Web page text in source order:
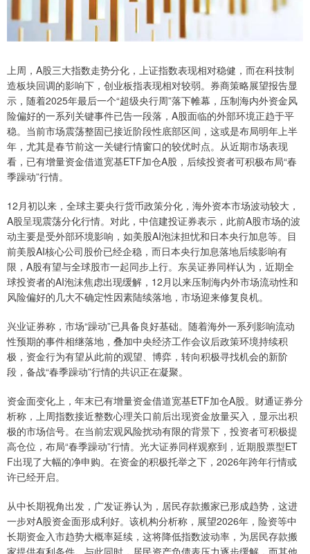
上周，A股三大指数走势分化，上证指数表现相对稳健，而在科技制
造板块回调的影响下，创业板指表现相对较弱。券商策略展望报告显
示，随着2025年最后一个“超级央行周”落下帷幕，压制海内外资金风
险偏好的一系列关键事件已告一段落，A股面临的外部环境正趋于平
稳。当前市场震荡整固已接近阶段性底部区间，这或是布局明年上半
年，尤其是春节前这一关键行情窗口的较优时点。从近期市场表现
看，已有增量资金借道宽基ETF加仓A股，后续投资者可积极布局“春
季躁动”行情。
12月初以来，全球主要央行货币政策分化，海外资本市场波动较大，
A股呈现震荡分化行情。对此，中信建投证券表示，此前A股市场的波
动主要是受外部环境影响，如美股AI泡沫担忧和日本央行加息等。目
前美股AI核心公司股价已经企稳，而日本央行加息落地后续影响有
限，A股有望与全球股市一起同步上行。东吴证券同样认为，近期全
球投资者的AI泡沫焦虑出现缓解，12月以来压制海内外市场流动性和
风险偏好的几大不确定性因素陆续落地，市场迎来修复良机。
兴业证券称，市场“躁动”已具备良好基础。随着海外一系列影响流动
性预期的事件相继落地，叠加中央经济工作会议后政策环境持续积
极，资金行为有望从此前的观望、博弈，转向积极寻找机会的新阶
段，备战“春季躁动”行情的共识正在凝聚。
资金面变化上，年末已有增量资金借道宽基ETF加仓A股。财通证券分
析称，上周指数接近整数心理关口前后出现资金放量买入，显示出积
极的市场信号。在当前宏观风险扰动有限的背景下，投资者可积极提
高仓位，布局“春季躁动”行情。光大证券同样观察到，近期股票型ET
F出现了大幅的净申购。在资金的积极托举之下，2026年跨年行情或
许已经开启。
从中长期视角出发，广发证券认为，居民存款搬家已形成趋势，这进
一步对A股资金面形成利好。该机构分析称，展望2026年，险资等中
长期资金入市趋势大概率延续，这将降低指数波动率，为居民存款搬